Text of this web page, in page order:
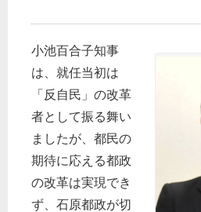
小池百合子知事
は、就任当初は
「反自民」の改革
者として振る舞い
ましたが、都民の
期待に応える都政
の改革は実現でき
ず、石原都政が切